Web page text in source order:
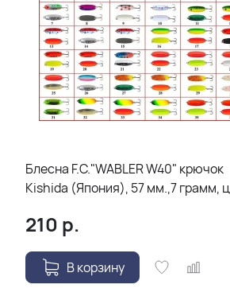
Блесна F.C."WABLER W40" крючок
Kishida (Япония), 57 мм.,7 грамм,
210 р.
В корзину